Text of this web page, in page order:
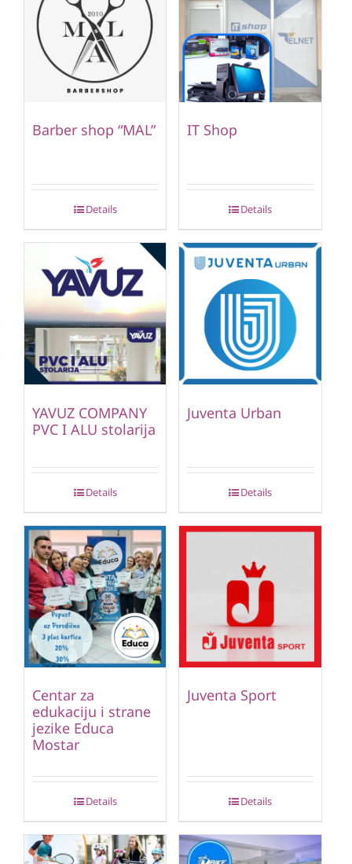
Barber shop “MAL”
Details
IT Shop
Details
YAVUZ COMPANY
PVC I ALU stolarija
Details
Juventa Urban
Details
Centar za
edukaciju i strane
jezike Educa
Mostar
Details
Juventa Sport
Details